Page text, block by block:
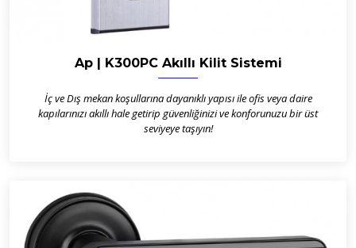
Ap | K300PC Akıllı Kilit Sistemi
İç ve Dış mekan koşullarına dayanıklı yapısı ile ofis veya daire
kapılarınızı akıllı hale getirip güvenliğinizi ve konforunuzu bir üst
seviyeye taşıyın!